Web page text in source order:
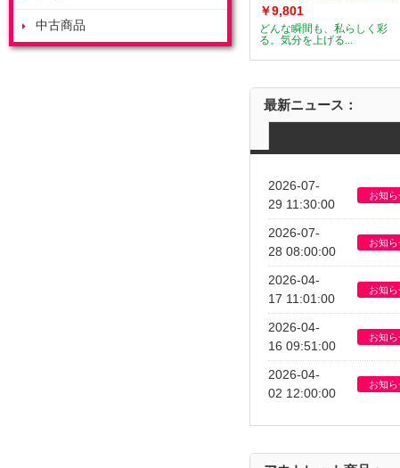
中古商品
ートメーカー
て調理すること...
￥9,801
どんな瞬間も、私らしく彩
る。気分を上げる...
最新ニュース：
2026-07-
29 11:30:00
お知ら
2026-07-
28 08:00:00
お知ら
2026-04-
17 11:01:00
お知ら
2026-04-
16 09:51:00
お知ら
2026-04-
02 12:00:00
お知ら